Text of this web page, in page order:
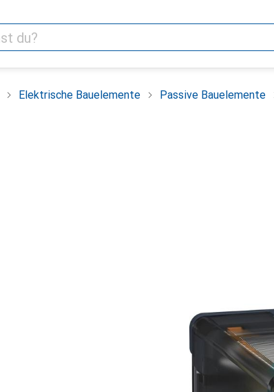
Elektrische Bauelemente Passive Bauelemente